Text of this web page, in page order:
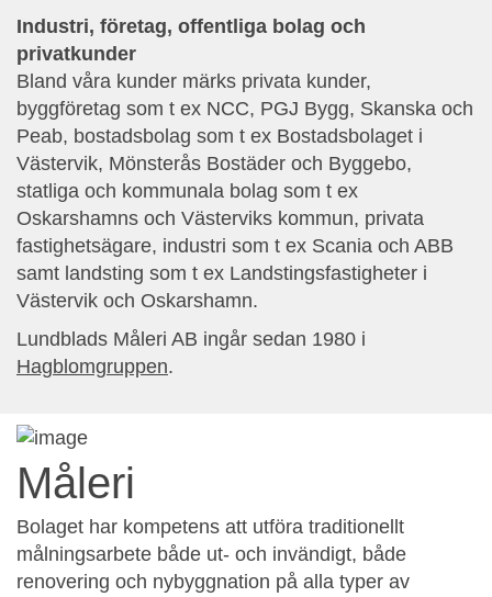
Industri, företag, offentliga bolag och
privatkunder
Bland våra kunder märks privata kunder,
byggföretag som t ex NCC, PGJ Bygg, Skanska och
Peab, bostadsbolag som t ex Bostadsbolaget i
Västervik, Mönsterås Bostäder och Byggebo,
statliga och kommunala bolag som t ex
Oskarshamns och Västerviks kommun, privata
fastighetsägare, industri som t ex Scania och ABB
samt landsting som t ex Landstingsfastigheter i
Västervik och Oskarshamn.
Lundblads Måleri AB ingår sedan 1980 i
Hagblomgruppen.
Måleri
Bolaget har kompetens att utföra traditionellt
målningsarbete både ut- och invändigt, både
renovering och nybyggnation på alla typer av